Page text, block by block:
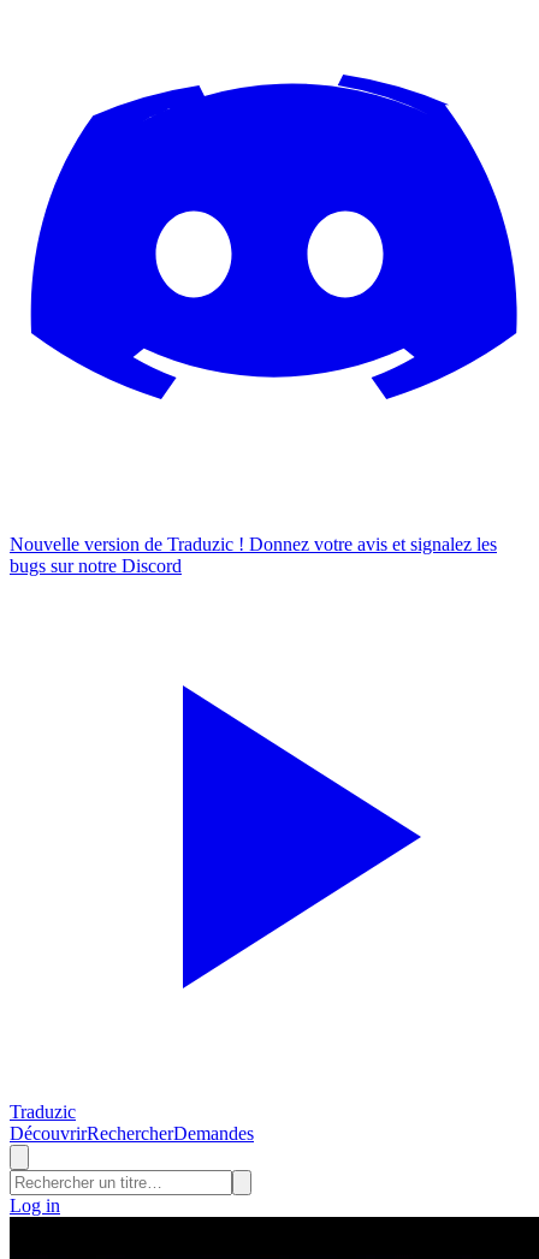
Nouvelle version de Traduzic ! Donnez votre avis et signalez les
bugs sur notre Discord
Traduzic
DécouvrirRechercherDemandes
Log in